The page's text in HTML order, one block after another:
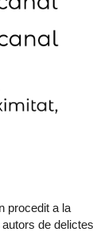
procedit a la
de delictes